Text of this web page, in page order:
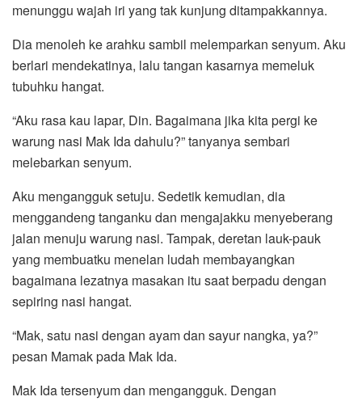
menunggu wajah iri yang tak kunjung ditampakkannya.
Dia menoleh ke arahku sambil melemparkan senyum. Aku
berlari mendekatinya, lalu tangan kasarnya memeluk
tubuhku hangat.
“Aku rasa kau lapar, Din. Bagaimana jika kita pergi ke
warung nasi Mak Ida dahulu?” tanyanya sembari
melebarkan senyum.
Aku mengangguk setuju. Sedetik kemudian, dia
menggandeng tanganku dan mengajakku menyeberang
jalan menuju warung nasi. Tampak, deretan lauk-pauk
yang membuatku menelan ludah membayangkan
bagaimana lezatnya masakan itu saat berpadu dengan
sepiring nasi hangat.
“Mak, satu nasi dengan ayam dan sayur nangka, ya?”
pesan Mamak pada Mak Ida.
Mak Ida tersenyum dan mengangguk. Dengan